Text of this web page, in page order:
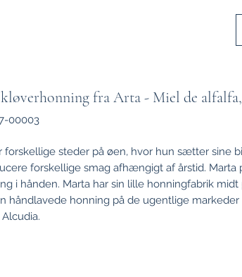
fra Arta - Miel de
00003
forskellige steder på øen, hvor hun sætter sine
forskellige smag afhængigt af årstid.
i hånden. Marta har sin lille honningfabrik midt
håndlavede honning på de ugentlige markeder